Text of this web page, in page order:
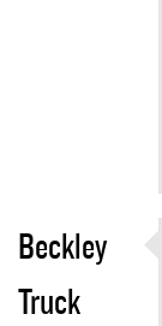
Beckley
Truck